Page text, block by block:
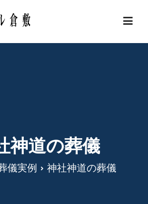
神道の葬儀
儀実例 神社神道の葬儀